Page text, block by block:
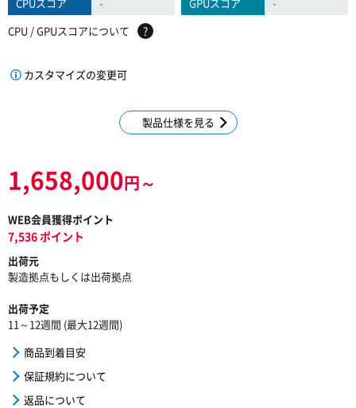
CPU / GPUスコアについて
?
カスタマイズの変更可
製品仕様を見る
1,658,000円～
WEB会員獲得ポイント
7,536 ポイント
出荷元
製造拠点もしくは出荷拠点
出荷予定
11～12週間 (最大12週間)
商品到着目安
保証規約について
返品について